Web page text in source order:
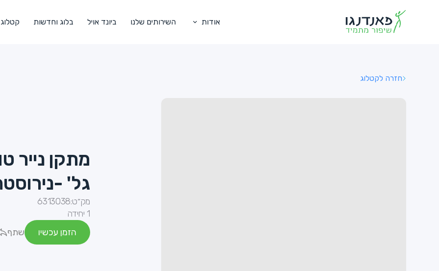
אודות השירותים שלנו ביונד אויל בלוג וחדשות קטלוג
חזרה לקטלוג
גל' -
מק״ט:6313038
1 יחידה
הזמן עכשיו
שתף